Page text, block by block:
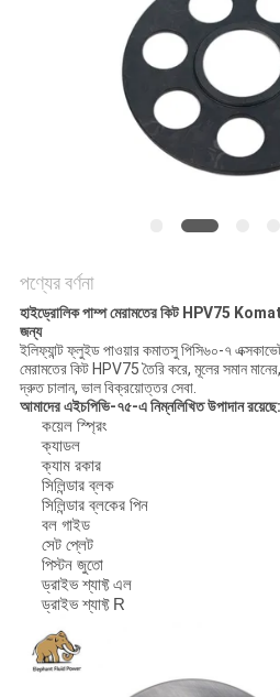
পণ্যের বর্ণনা
হাইড্রোলিক পাম্প মেরামতের কিট HPV75
জন্য
ইলিফ্যান্ট ফ্লুইড পাওয়ার কমাতসু পিসি৬০-৭
মেরামতের কিট HPV75 তৈরি করে, মূলের সমান
দ্রুত চালান, ভাল বিক্রয়োত্তর সেবা.
আমাদের এইচপিভি-৭৫-এ নিম্নলিখিত উপাদান রয়েছে:
কয়েল স্প্রিং
ক্যাডল
ক্যাম রকার
সিলিন্ডার ব্লক
সিলিন্ডার ব্লকের পিন
বল গাইড
সেট প্লেট
পিস্টন জুতো
ড্রাইভ শ্যাফ্ট এল
ড্রাইভ শ্যাফ্ট R